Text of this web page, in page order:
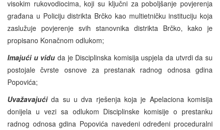
visokim rukovodiocima, koji su ključni za poboljšanje povjerenja
građana u Policiju distrikta Brčko kao multietničku instituciju koja
zaslužuje povjerenje svih stanovnika distrikta Brčko, kako je
propisano Konačnom odlukom;
Imajući u vidu da je Disciplinska komisija uspjela da utvrdi da su
postojale čvrste osnove za prestanak radnog odnosa gdina
Popovića;
Uvažavajućida su u dva rješenja koja je Apelaciona komisija
donijela u vezi sa odlukom Disciplinske komisije o prestanku
radnog odnosa gdina Popovića navedeni određeni proceduralni